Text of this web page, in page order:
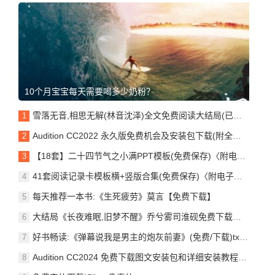
10个月宝宝每天需要喝多少奶粉？
雪落无音,相思无解(林音沈泽)全文免费阅读大结局(已完结/可下载)
Audition CC2022 永久版免费机会及安装包下载(附全部版本安装包)
【18套】二十四节气之小满PPT模板(免费保存)〈附电子版下载〉
41套阅读记录卡模板横+竖版合集(免费保存)〈附电子版、下载〉
每天推荐一本书:《生死疲劳》莫言【免费下载】
大结局《长夜难眠,旧梦不醒》乔兮雾司淮砚免费下载全集
好书畅读:《弹幕说我是男主的炮灰前妻》(免费/下载)txt小说
Audition CC2024 免费下载图文安装包和详细安装教程(附全部版本安装包)